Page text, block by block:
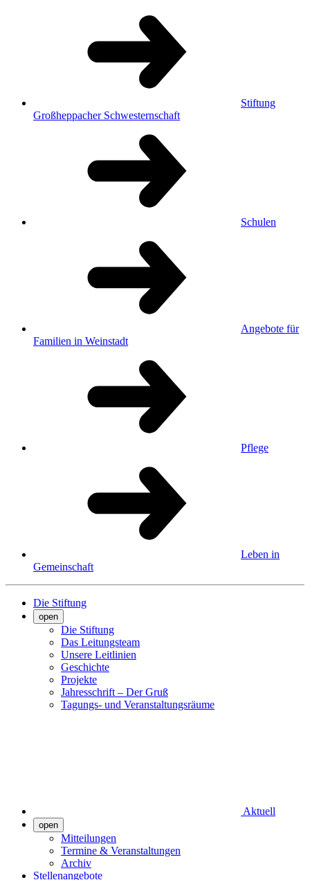
Stiftung
Großheppacher Schwesternschaft
Schulen
Angebote für
Familien in Weinstadt
Pflege
Leben in
Gemeinschaft
Die Stiftung
open
Die Stiftung
Das Leitungsteam
Unsere Leitlinien
Geschichte
Projekte
Jahresschrift – Der Gruß
Tagungs- und Veranstaltungsräume
Aktuell
open
Mitteilungen
Termine & Veranstaltungen
Archiv
Stellenangebote